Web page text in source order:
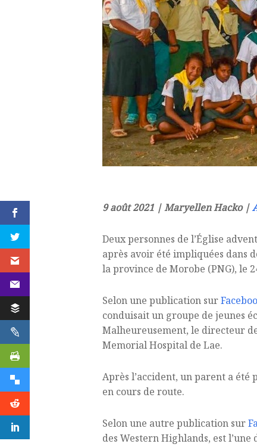
9 août 2021 | Maryellen Hacko |
Deux personnes de l’Église
après avoir été impliquées dans
la province de Morobe (PNG), le
Selon une publication sur
conduisait un groupe de jeunes
Malheureusement, le directeur
Memorial Hospital de Lae.
Après l’accident, un parent a
en cours de route.
Selon une autre publication sur
des Western Highlands, est